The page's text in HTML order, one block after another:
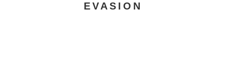
EVASION